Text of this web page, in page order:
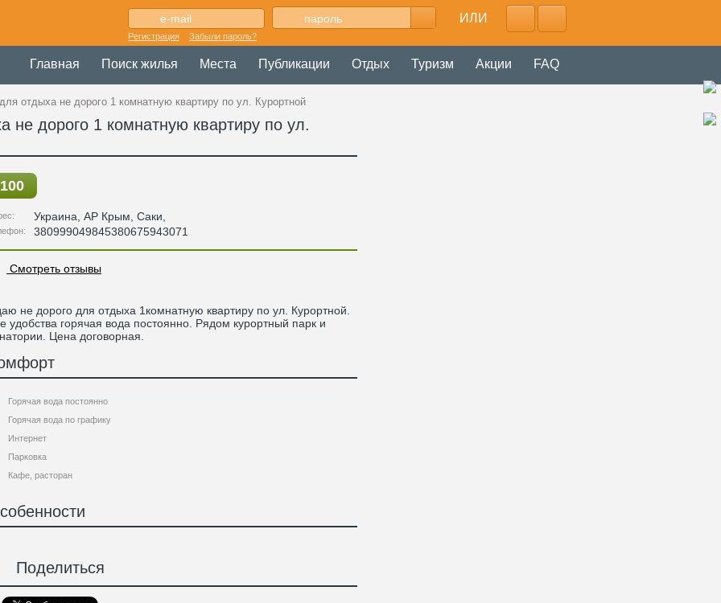
ИЛИ
Регистрация Забыли пароль?
Главная Поиск жилья Места Публикации Отдых Туризм Акции FAQ
отдыха не дорого 1 комнатную квартиру по ул. Курортной
не дорого 1 комнатную квартиру по ул.
100
Украина АР Крым , Саки,
380999049845380675943071
Смотреть отзывы
не дорого для отдыха 1комнатную квартиру по ул. Курортной.
удобства горячая вода постоянно. Рядом курортный парк и
Цена договорная.
Горячая вода постоянно
Горячая вода по графику
Интернет
Парковка
Кафе, расторан
Поделиться